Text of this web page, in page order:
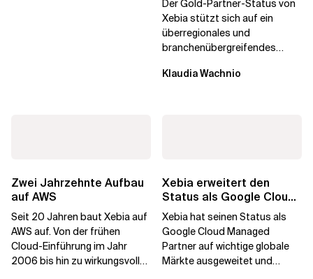
unterstreicht damit sein...
Der Gold-Partner-Status von
Xebia stützt sich auf ein
überregionales und
branchenübergreifendes
Datenmigrations- und...
Klaudia Wachnio
Zwei Jahrzehnte Aufbau
auf AWS
Seit 20 Jahren baut Xebia auf
AWS auf. Von der frühen
Cloud-Einführung im Jahr
2006 bis hin zu wirkungsvollen
Xebia erweitert den
Status als Google Cloud
Managed Partner in den
wichtigsten...
Xebia hat seinen Status als
Google Cloud Managed
Partner auf wichtige globale
Märkte ausgeweitet und